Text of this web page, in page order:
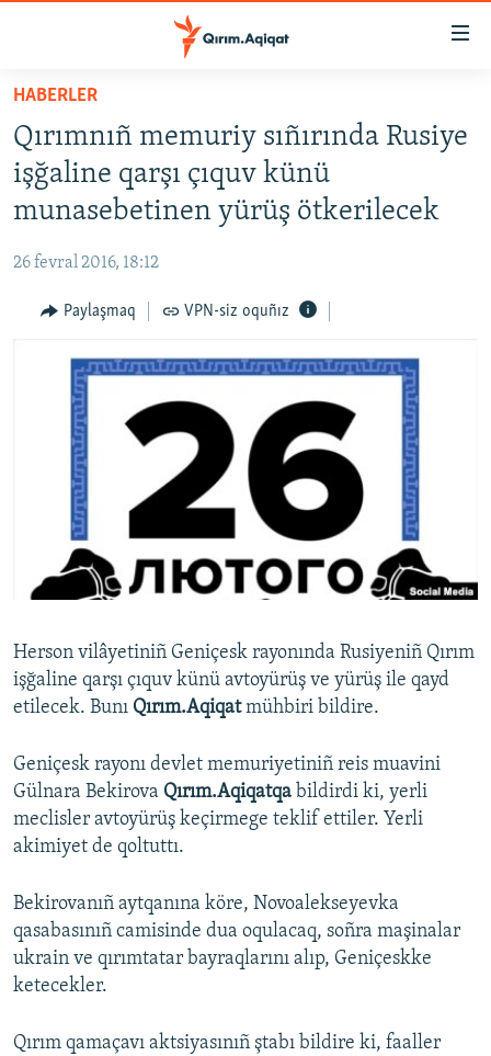
Esas
qaytmaq
Baş
navigatsiyağa
qaytmaq
Qıdıruvğa
SİYASET
İQTİSADİYAT
MEDENİYET
İNSAN AQLARI
VİDEO
SÜRET
BLOGLAR
Русский
Українською
HABERLER
Qırımnıñ memuriy sıñırında Rusiye
işğaline qarşı çıquv künü
munasebetinen yürüş ötkerilecek
26 fevral 2016, 18:12
Paylaşmaq VPN-siz oquñız
Herson vilâyetiniñ Geniçesk rayonında Rusiyeniñ Qırım
işğaline qarşı çıquv künü avtoyürüş ve yürüş ile qayd
etilecek. Bunı Qırım.Aqiqatmühbiri bildire.
Geniçesk rayonı devlet memuriyetiniñ reis muavini
Gülnara Bekirova Qırım.Aqiqatqa bildirdi ki, yerli
meclisler avtoyürüş keçirmege teklif ettiler. Yerli
akimiyet de qoltuttı.
Bekirovanıñ aytqanına köre, Novoalekseyevka
qasabasınıñ camisinde dua oqulacaq, soñra maşinalar
ukrain ve qırımtatar bayraqlarını alıp, Geniçeskke
ketecekler.
Qırım qamaçavı aktsiyasınıñ ştabı bildire ki, faaller